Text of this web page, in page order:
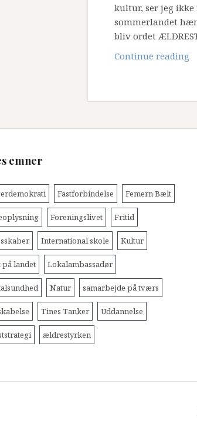
kultur, ser jeg
sommerlandet
bliv ordet
Continue reading
emner
Fastforbindelse Femern Bælt
Foreningslivet Fritid
International skole Kultur
på landet Lokalambassadør
Natur samarbejde på tværs
Tines Tanker Uddannelse
ældrestyrken